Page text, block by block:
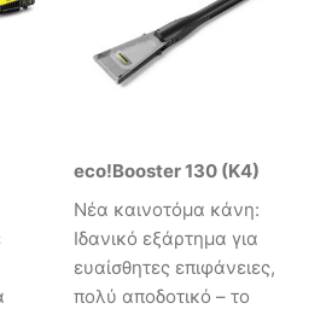
eco!Booster 130 (K4)
Νέα καινοτόμα κάνη:
Ιδανικό εξάρτημα για
ευαίσθητες επιφάνειες,
πολύ αποδοτικό – το